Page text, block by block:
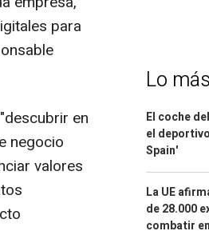
para
en
negocio
valores
Lo
El coche
el
Spain'
La UE
de 28.000
combatir